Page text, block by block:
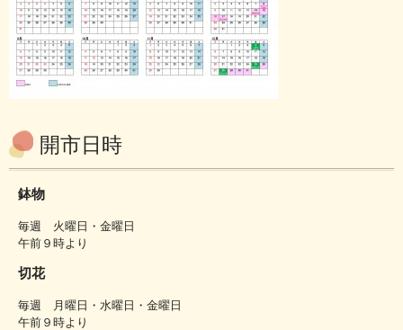
開市日時
鉢物
毎週 火曜日・金曜日
午前９時より
切花
毎週 月曜日・水曜日・金曜日
午前９時より